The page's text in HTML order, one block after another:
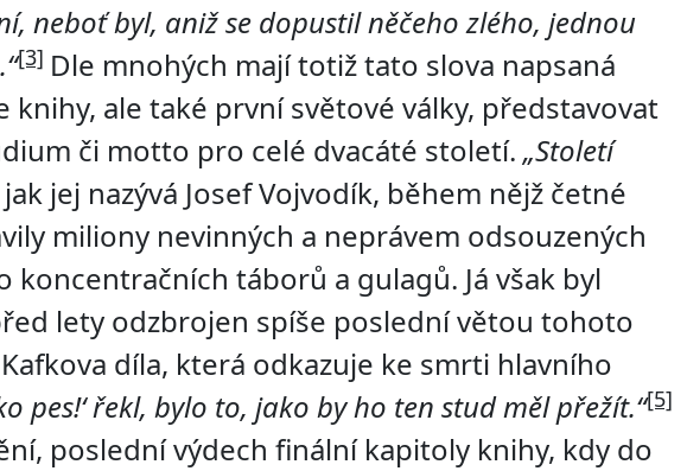
neboť byl, aniž se dopustil něčeho zlého, jednou
[3] Dle mnohých mají totiž tato slova napsaná
knihy, ale také první světové války, představovat
či motto pro celé dvacáté století. „Století
jak jej nazývá Josef Vojvodík, během nějž četné
miliony nevinných a neprávem odsouzených
koncentračních táborů a gulagů. Já však byl
lety odzbrojen spíše poslední větou tohoto
díla, která odkazuje ke smrti hlavního
pes!‘ řekl, bylo to, jako by ho ten stud měl přežít.“[5]
poslední výdech finální kapitoly knihy, kdy do